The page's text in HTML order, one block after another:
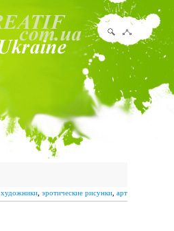
художники эротические рисунки арт